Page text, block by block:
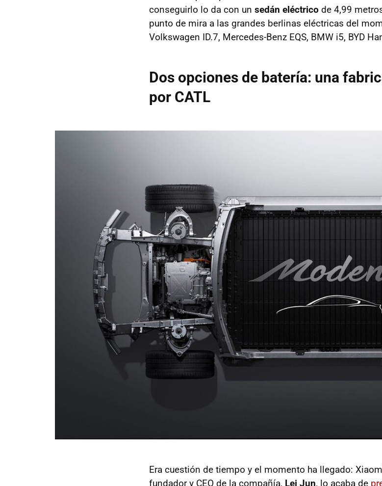
conseguirlo lo da con un sedán eléctrico de 4,99
punto de mira a las grandes berlinas eléctricas del
Volkswagen ID.7, Mercedes-Benz EQS, BMW i5, BYD
Dos opciones de batería: una
por CATL
Era cuestión de tiempo y el momento ha llegado:
fundador y CEO de la compañía, Lei Jun, lo acaba de